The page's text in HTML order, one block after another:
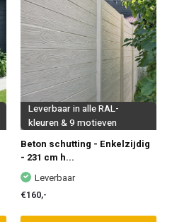
Leverbaar in alle RAL-
kleuren & 9 motieven
Beton schutting - Enkelzijdig
- 231 cm h...
Leverbaar
€160,-